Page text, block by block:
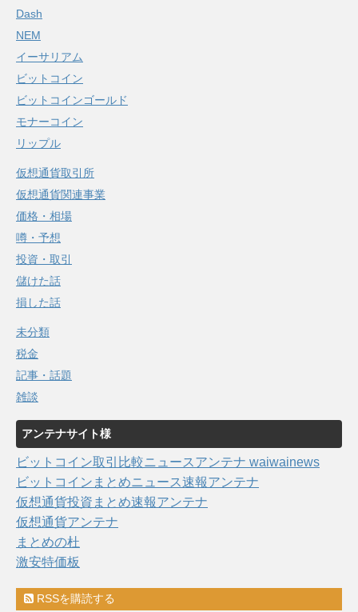
Dash
NEM
イーサリアム
ビットコイン
ビットコインゴールド
モナーコイン
リップル
仮想通貨取引所
仮想通貨関連事業
価格・相場
噂・予想
投資・取引
儲けた話
損した話
未分類
税金
記事・話題
雑談
アンテナサイト様
ビットコイン取引比較ニュースアンテナ waiwainews
ビットコインまとめニュース速報アンテナ
仮想通貨投資まとめ速報アンテナ
仮想通貨アンテナ
まとめの杜
激安特価板
RSSを購読する